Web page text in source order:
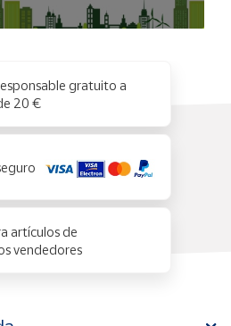
gratuito a
20 €
artículos de
vendedores